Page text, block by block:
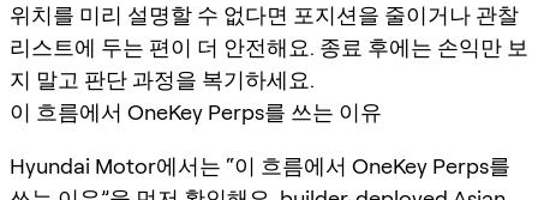
위치를 미리 설명할 수 없다면 포지션을 줄이거나 관찰
리스트에 두는 편이 더 안전해요. 종료 후에는 손익만 보
지 말고 판단 과정을 복기하세요.
이 흐름에서 OneKey Perps를 쓰는 이유
Hyundai Motor에서는 “이 흐름에서 OneKey Perps를